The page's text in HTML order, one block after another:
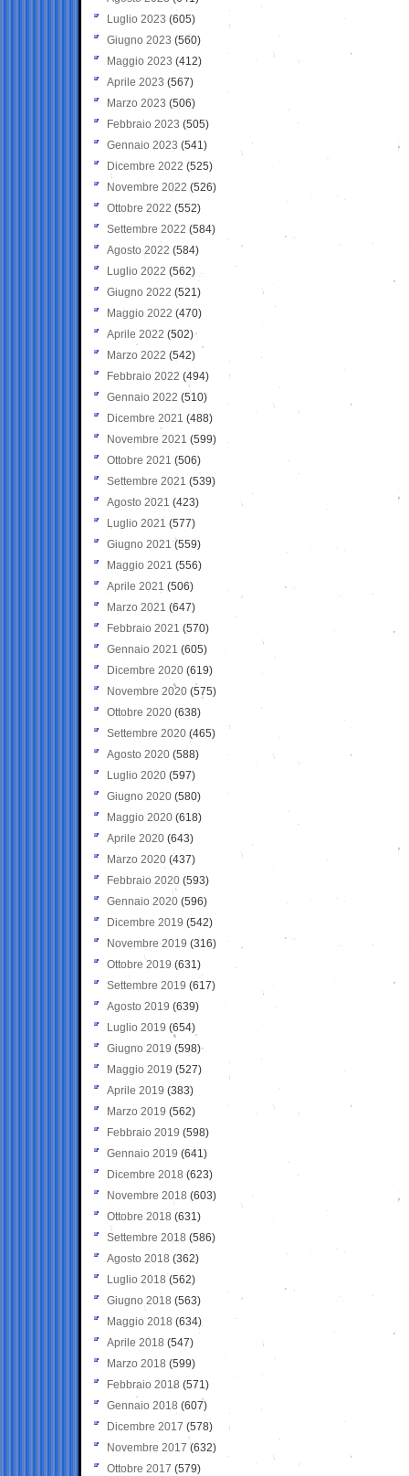
Luglio 2023 (605)
Giugno 2023 (560)
Maggio 2023 (412)
Aprile 2023 (567)
Marzo 2023 (506)
Febbraio 2023 (505)
Gennaio 2023 (541)
Dicembre 2022 (525)
Novembre 2022 (526)
Ottobre 2022 (552)
Settembre 2022 (584)
Agosto 2022 (584)
Luglio 2022 (562)
Giugno 2022 (521)
Maggio 2022 (470)
Aprile 2022 (502)
Marzo 2022 (542)
Febbraio 2022 (494)
Gennaio 2022 (510)
Dicembre 2021 (488)
Novembre 2021 (599)
Ottobre 2021 (506)
Settembre 2021 (539)
Agosto 2021 (423)
Luglio 2021 (577)
Giugno 2021(559)
Maggio 2021 (556)
Aprile 2021 (506)
Marzo 2021 (647)
Febbraio 2021 (570)
Gennaio 2021 (605)
Dicembre 2020 (619)
Novembre 2020 (575)
Ottobre 2020 (638)
Settembre 2020(465)
Agosto 2020 (588)
Luglio 2020 (597)
Giugno 2020 (580)
Maggio 2020 (618)
Aprile 2020 (643)
Marzo 2020 (437)
Febbraio 2020 (593)
Gennaio 2020 (596)
Dicembre 2019 (542)
Novembre 2019 (316)
Ottobre 2019 (631)
Settembre 2019 (617)
Agosto 2019 (639)
Luglio 2019 (654)
Giugno 2019 (598)
Maggio 2019 (527)
Aprile 2019 (383)
Marzo 2019 (562)
Febbraio 2019 (598)
Gennaio 2019 (641)
Dicembre 2018 (623)
Novembre 2018 (603)
Ottobre 2018 (631)
Settembre 2018 (586)
Agosto 2018 (362)
Luglio 2018 (562)
Giugno 2018 (563)
Maggio 2018 (634)
Aprile 2018 (547)
Marzo 2018 (599)
Febbraio 2018 (571)
Gennaio 2018 (607)
Dicembre 2017 (578)
Novembre 2017 (632)
Ottobre 2017 (579)